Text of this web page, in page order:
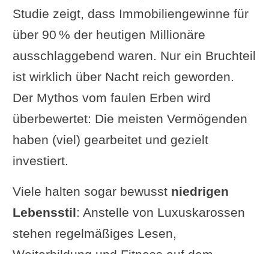
Studie zeigt, dass Immobiliengewinne für
über 90 % der heutigen Millionäre
ausschlaggebend waren. Nur ein Bruchteil
ist wirklich über Nacht reich geworden.
Der Mythos vom faulen Erben wird
überbewertet: Die meisten Vermögenden
haben (viel) gearbeitet und gezielt
investiert.
Viele halten sogar bewusst niedrigen
Lebensstil: Anstelle von Luxuskarossen
stehen regelmäßiges Lesen,